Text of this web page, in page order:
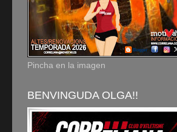
Pincha en la imagen
BENVINGUDA OLGA!!